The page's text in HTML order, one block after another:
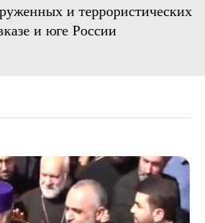
и террористических
и юге России